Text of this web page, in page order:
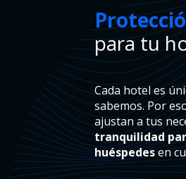
para tu
Cada hotel es
sabemos. Por
ajustan a tus
tranquilidad
huéspedesen